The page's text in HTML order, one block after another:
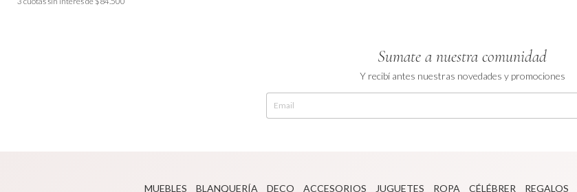
Sumate a nuestra comunidad
Y recibí antes nuestras novedades y promociones
MUEBLES BLANQUERÍA DECO ACCESORIOS JUGUETES ROPA CÉLÉBRER REGALOS